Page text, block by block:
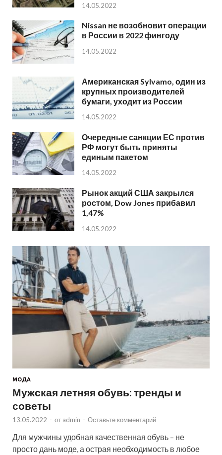
14.05.2022
Nissan не возобновит операции
в России в 2022 фингоду
14.05.2022
Американская Sylvamo, один из
крупных производителей
бумаги, уходит из России
14.05.2022
Очередные санкции ЕС против
РФ могут быть приняты
единым пакетом
14.05.2022
Рынок акций США закрылся
ростом, Dow Jones прибавил
1,47%
14.05.2022
МОДА
Мужская летняя обувь: тренды и
советы
13.05.2022 - от admin - Оставьте комментарий
Для мужчины удобная качественная обувь – не
просто дань моде, а острая необходимость в любое